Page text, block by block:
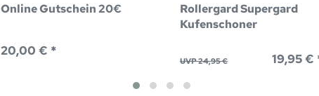
Online Gutschein 20€
20,00 € *
Rollergard Supergard
Kufenschoner
UVP 24,95 € 19,95 €